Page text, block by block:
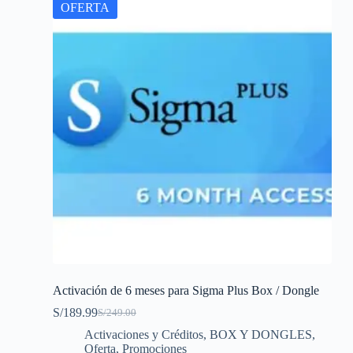
OFERTA
Activación de 6 meses para Sigma Plus Box / Dongle
S/249.00
Original
price
was:
S/189.99Current
price
is:
Activaciones y Créditos, BOX Y DONGLES,
Oferta, Promociones